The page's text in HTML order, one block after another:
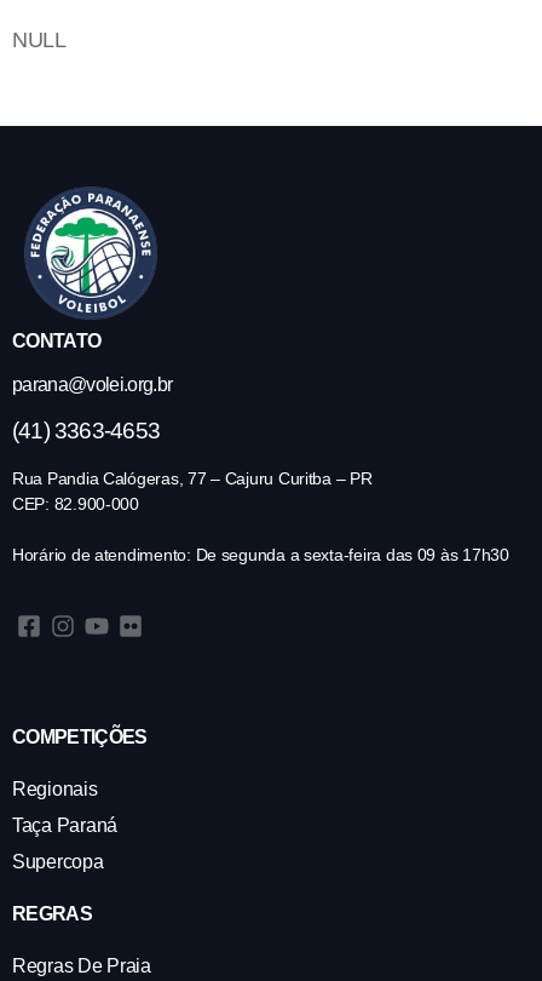
NULL
CONTATO
parana@volei.org.br
(41) 3363-4653
Rua Pandia Calógeras, 77 – Cajuru Curitba – PR
CEP: 82.900-000
Horário de atendimento: De segunda a sexta-feira das 09 às 17h30
COMPETIÇÕES
Regionais
Taça Paraná
Supercopa
REGRAS
Regras De Praia